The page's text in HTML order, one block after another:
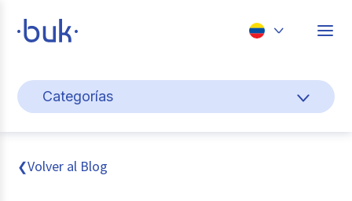
Perú
Categorías
Cultura y bienestar laboral
Gestión de personas
❮Volver al Blog